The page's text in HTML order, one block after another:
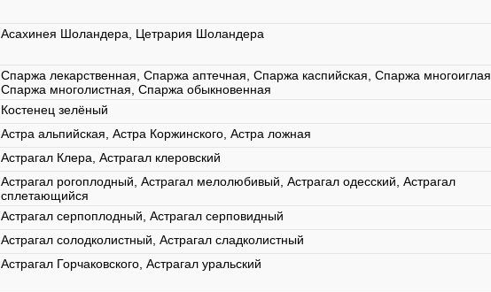
Асахинея Шоландера, Цетрария Шоландера
Спаржа лекарственная, Спаржа аптечная, Спаржа каспийская, Спаржа многоиглая,
Спаржа многолистная, Спаржа обыкновенная
Костенец зелёный
Астра альпийская, Астра Коржинского, Астра ложная
Астрагал Клера, Астрагал клеровский
Астрагал рогоплодный, Астрагал мелолюбивый, Астрагал одесский, Астрагал
сплетающийся
Астрагал серпоплодный, Астрагал серповидный
Астрагал солодколистный, Астрагал сладколистный
Астрагал Горчаковского, Астрагал уральский